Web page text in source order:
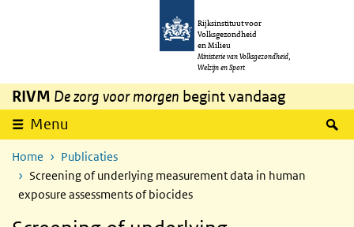
Overslaan en naar de inhoud gaan
Rijksinstituut voor
Volksgezondheid
en Milieu
Ministerie van Volksgezondheid,
Welzijn en Sport
RIVM De zorg voor morgen begint vandaag
Menu
Home
Publicaties
Screening of underlying measurement data in human
exposure assessments of biocides